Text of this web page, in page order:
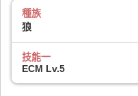
種族
狼
技能一
ECM Lv.5